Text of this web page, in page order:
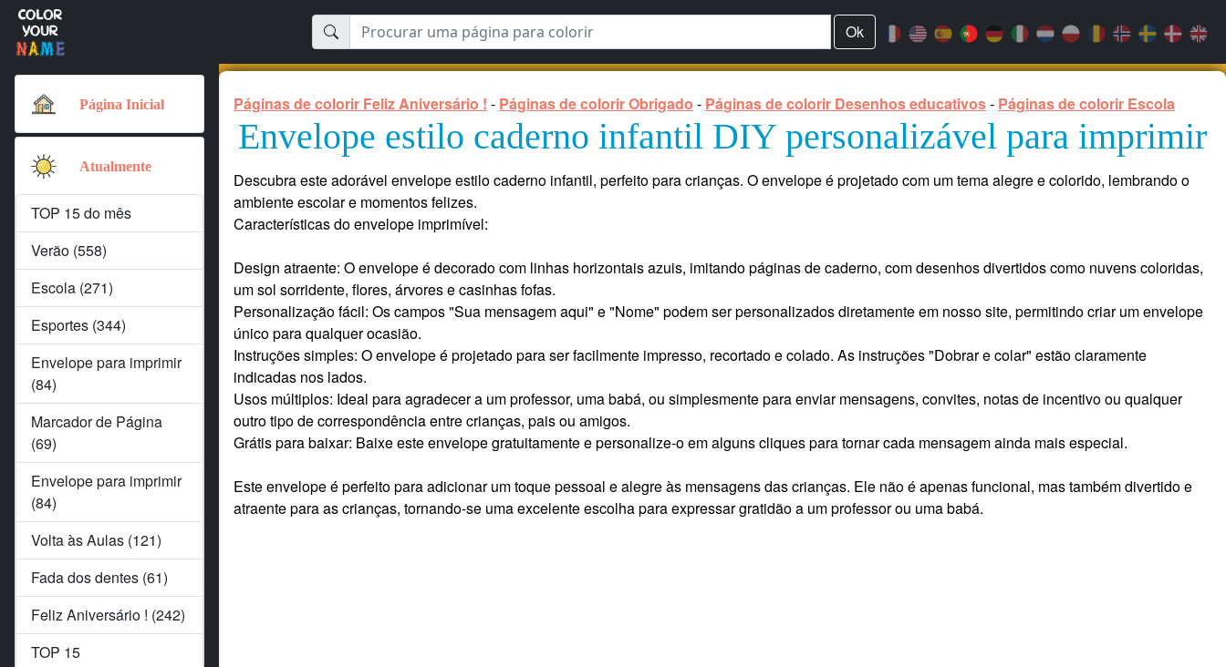
Página Inicial
Atualmente
TOP 15 do mês
Verão (558)
Escola (271)
Esportes (344)
Envelope para imprimir
(84)
Marcador de Página
(69)
Envelope para imprimir
(84)
Volta às Aulas (121)
Fada dos dentes (61)
Feliz Aniversário ! (242)
TOP 15
Ok
Páginas de colorir Feliz Aniversário ! - Páginas de colorir Obrigado - Páginas de colorir Desenhos educativos- Páginas de colorir Escola
Envelope estilo caderno infantil DIY personalizável para imprimir
Descubra este adorável envelope estilo caderno infantil, perfeito para crianças. O envelope é projetado com um tema alegre e colorido, lembrando o
ambiente escolar e momentos felizes.
Características do envelope imprimível:
Design atraente: O envelope é decorado com linhas horizontais azuis, imitando páginas de caderno, com desenhos divertidos como nuvens coloridas,
um sol sorridente, flores, árvores e casinhas fofas.
Personalização fácil: Os campos "Sua mensagem aqui" e "Nome" podem ser personalizados diretamente em nosso site, permitindo criar um envelope
único para qualquer ocasião.
Instruções simples: O envelope é projetado para ser facilmente impresso, recortado e colado. As instruções "Dobrar e colar" estão claramente
indicadas nos lados.
Usos múltiplos: Ideal para agradecer a um professor, uma babá, ou simplesmente para enviar mensagens, convites, notas de incentivo ou qualquer
outro tipo de correspondência entre crianças, pais ou amigos.
Grátis para baixar: Baixe este envelope gratuitamente e personalize-o em alguns cliques para tornar cada mensagem ainda mais especial.
Este envelope é perfeito para adicionar um toque pessoal e alegre às mensagens das crianças. Ele não é apenas funcional, mas também divertido e
atraente para as crianças, tornando-se uma excelente escolha para expressar gratidão a um professor ou uma babá.